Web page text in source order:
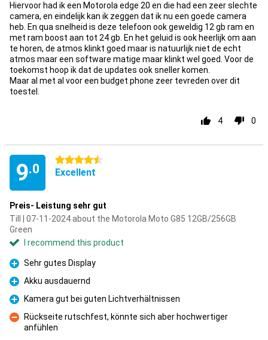
Hiervoor had ik een Motorola edge 20 en die had een zeer slechte
camera, en eindelijk kan ik zeggen dat ik nu een goede camera
heb. En qua snelheid is deze telefoon ook geweldig 12 gb ram en
met ram boost aan tot 24 gb. En het geluid is ook heerlijk om aan
te horen, de atmos klinkt goed maar is natuurlijk niet de echt
atmos maar een software matige maar klinkt wel goed. Voor de
toekomst hoop ik dat de updates ook sneller komen.
Maar al met al voor een budget phone zeer tevreden over dit
toestel.
4 0
9.0
4.5 stars
Excellent
Preis- Leistung sehr gut
Till | 07-11-2024 about the Motorola Moto G85 12GB/256GB
Green
I recommend this product
Pro
Sehr gutes Display
Pro
Akku ausdauernd
Pro
Kamera gut bei guten Lichtverhältnissen
Con
Rückseite rutschfest, könnte sich aber hochwertiger
anfühlen